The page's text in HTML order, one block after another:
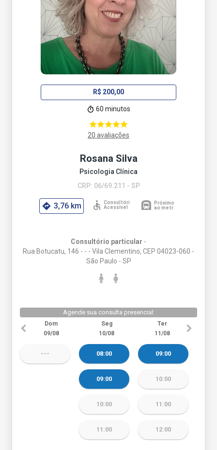
R$ 200,00
60 minutos
20 avaliações
Rosana Silva
Psicologia Clínica
CRP: 06/69.211 - SP
3,76 km
Consultório particular -
Rua Botucatu, 146 - - - Vila Clementino, CEP 04023-060 -
São Paulo - SP
Agende sua consulta presencial:
Dom
09/08
Seg
10/08
Ter
11/08
--- 08:00
09:00
10:00
11:00
09:00
10:00
11:00
12:00